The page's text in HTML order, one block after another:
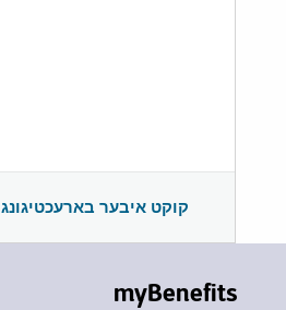
קוקט איבער בארעכטיגונג
myBenefits